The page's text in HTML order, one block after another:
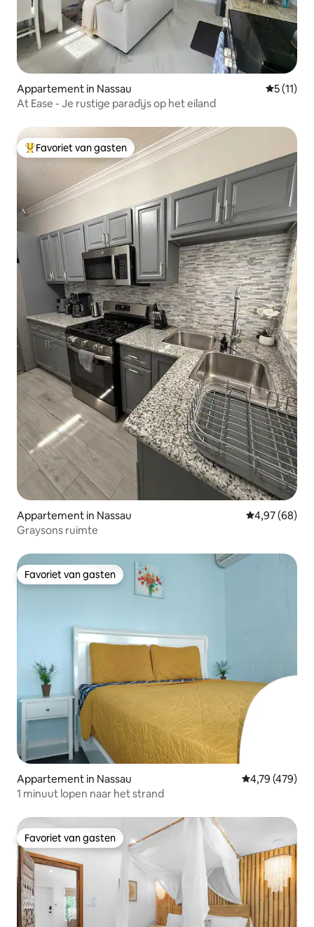
Appartement in Nassau
5 (11)
At Ease - Je rustige paradijs op het eiland
Topfavoriet van gasten
Favoriet van gasten
Appartement in Nassau Gemiddelde
4,97 (68)
Graysons ruimte
Favoriet van gasten
Favoriet van gasten
Appartement in Nassau Gemiddelde
4,79 (479)
1 minuut lopen naar het strand
Favoriet van gasten
Favoriet van gasten